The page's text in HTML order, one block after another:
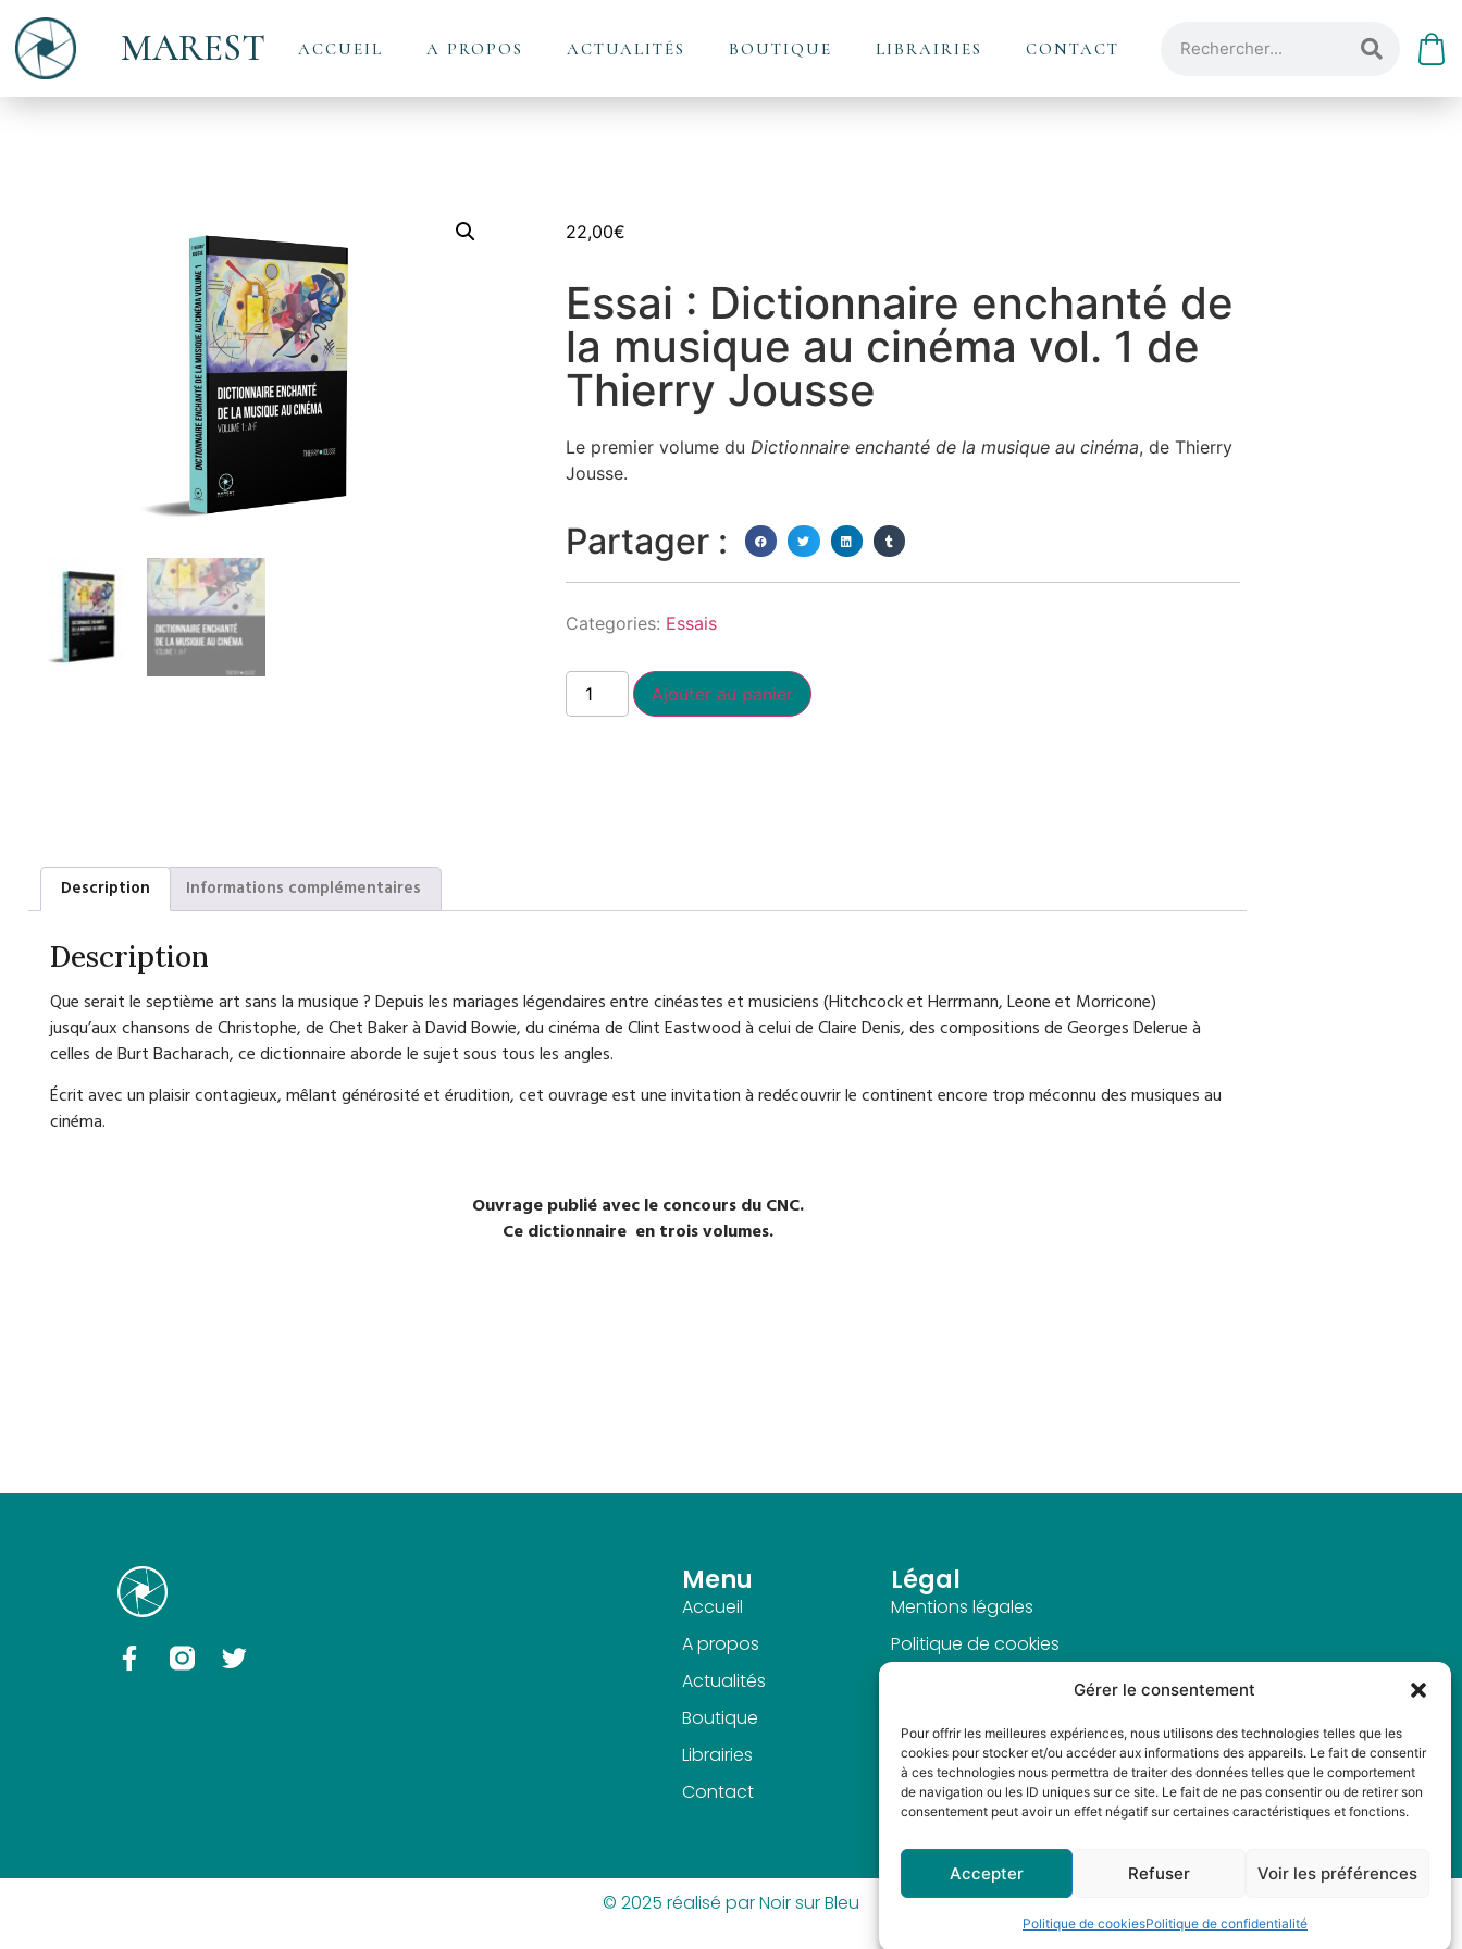
Gérer le consentement
Pour offrir les meilleures expériences, nous utilisons des technologies telles que les
cookies pour stocker et/ou accéder aux informations des appareils. Le fait de consentir
à ces technologies nous permettra de traiter des données telles que le comportement
de navigation ou les ID uniques sur ce site. Le fait de ne pas consentir ou de retirer son
consentement peut avoir un effet négatif sur certaines caractéristiques et fonctions.
Accepter Refuser Voir les préférences
Politique de cookiesPolitique de confidentialité
MAREST ACCUEIL A PROPOS ACTUALITÉS BOUTIQUE LIBRAIRIES CONTACT
22,00€
Essai : Dictionnaire enchanté de
la musique au cinéma vol. 1 de
Thierry Jousse
Le premier volume du Dictionnaire enchanté de la musique au cinéma, de Thierry
Jousse.
Partager :
Categories: Essais
Ajouter au panier
Description Informations complémentaires
Description
Que serait le septième art sans la musique ? Depuis les mariages légendaires entre cinéastes et musiciens (Hitchcock et Herrmann, Leone et Morricone)
jusqu’aux chansons de Christophe, de Chet Baker à David Bowie, du cinéma de Clint Eastwood à celui de Claire Denis, des compositions de Georges Delerue à
celles de Burt Bacharach, ce dictionnaire aborde le sujet sous tous les angles.
Écrit avec un plaisir contagieux, mêlant générosité et érudition, cet ouvrage est une invitation à redécouvrir le continent encore trop méconnu des musiques au
cinéma.
Ouvrage publié avec le concours du CNC.
Ce dictionnaire en trois volumes.
Menu
Accueil
A propos
Actualités
Boutique
Librairies
Contact
Légal
Mentions légales
Politique de cookies
CGV
© 2025 réalisé par Noir sur Bleu